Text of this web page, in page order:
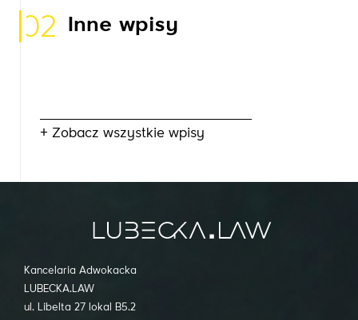
02 Inne wpisy
+ Zobacz wszystkie wpisy
Kancelaria Adwokacka
LUBECKA.LAW
ul. Libelta 27 lokal B5.2